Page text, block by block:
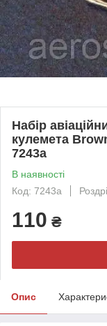
Набір
кулемета
7243a
В наявності
Код: 7243a
110 ₴
Опис